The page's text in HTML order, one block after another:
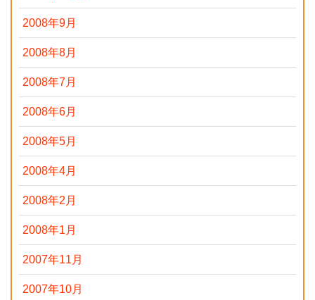
2008年9月
2008年8月
2008年7月
2008年6月
2008年5月
2008年4月
2008年2月
2008年1月
2007年11月
2007年10月